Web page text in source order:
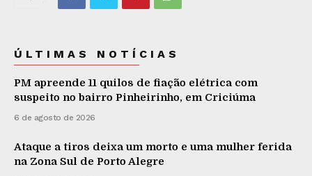
ÚLTIMAS NOTÍCIAS
PM apreende 11 quilos de fiação elétrica com
suspeito no bairro Pinheirinho, em Criciúma
6 de agosto de 2026
Ataque a tiros deixa um morto e uma mulher ferida
na Zona Sul de Porto Alegre